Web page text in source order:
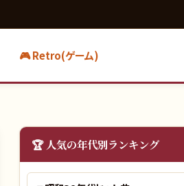
🎮 Retro(ゲーム)
🏆 人気の年代別ランキング